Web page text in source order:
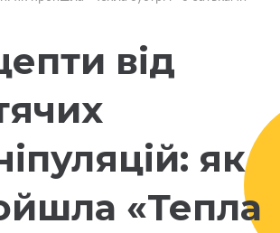
від
як
«Тепла